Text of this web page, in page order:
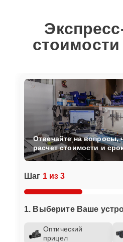
Шаг 1 из 3
1. Выберите Ваше
Оптический
прицел
Отвечайте на вопросы,
расчет стоимости и